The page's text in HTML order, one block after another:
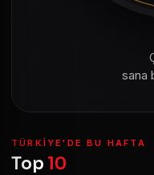
sana
TÜRKIYE'DE BU HAFTA
Top 10